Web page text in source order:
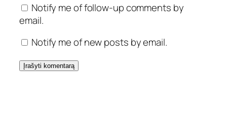
Notify me of follow-up comments by
email.
Notify me of new posts by email.